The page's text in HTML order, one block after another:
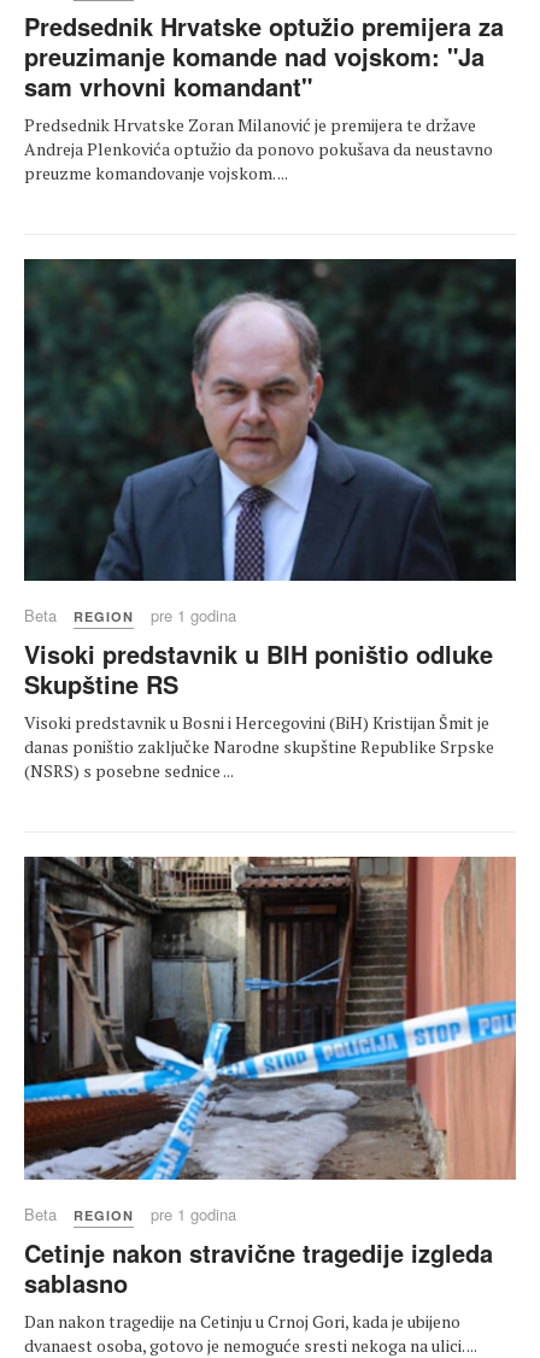
Predsednik Hrvatske optužio premijera za
preuzimanje komande nad vojskom: "Ja
sam vrhovni komandant"
Predsednik Hrvatske Zoran Milanović je premijera te države
Andreja Plenkovića optužio da ponovo pokušava da neustavno
preuzme komandovanje vojskom. ...
Beta REGION pre 1 godina
Visoki predstavnik u BIH poništio odluke
Skupštine RS
Visoki predstavnik u Bosni i Hercegovini (BiH) Kristijan Šmit je
danas poništio zaključke Narodne skupštine Republike Srpske
(NSRS) s posebne sednice ...
Beta REGION pre 1 godina
Cetinje nakon stravične tragedije izgleda
sablasno
Dan nakon tragedije na Cetinju u Crnoj Gori, kada je ubijeno
dvanaest osoba, gotovo je nemoguće sresti nekoga na ulici. ...